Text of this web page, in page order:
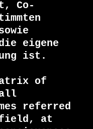
Co-
eigene
ist.
of
all
referred
field, at